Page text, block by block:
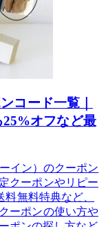
コード一覧｜
オフなど最
イン）のクーポン
クーポンやリピー
無料特典など、
ーポンの使い方や